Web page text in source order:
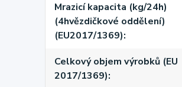
Mrazicí kapacita (kg/24h)
(4hvězdičkové oddělení)
(EU2017/1369)
Celkový objem výrobků (EU
2017/1369)